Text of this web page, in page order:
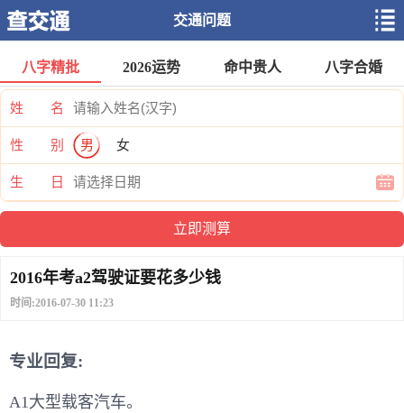
交通问题
八字精批 2026运势 命中贵人 八字合婚
姓 名
性 别 男 女
生 日
2016年考a2驾驶证要花多少钱
时间:2016-07-30 11:23
专业回复:
A1大型载客汽车。